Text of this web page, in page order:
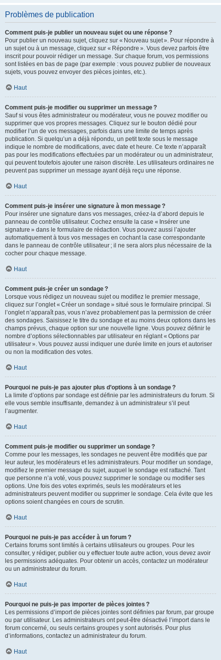
Problèmes de publication
Comment puis-je publier un nouveau sujet ou une réponse ?
Pour publier un nouveau sujet, cliquez sur « Nouveau sujet ». Pour répondre à
un sujet ou à un message, cliquez sur « Répondre ». Vous devez parfois être
inscrit pour pouvoir rédiger un message. Sur chaque forum, vos permissions
sont listées en bas de page (par exemple : vous pouvez publier de nouveaux
sujets, vous pouvez envoyer des pièces jointes, etc.).
Haut
Comment puis-je modifier ou supprimer un message ?
Sauf si vous êtes administrateur ou modérateur, vous ne pouvez modifier ou
supprimer que vos propres messages. Cliquez sur le bouton dédié pour
modifier l’un de vos messages, parfois dans une limite de temps après
publication. Si quelqu’un a déjà répondu, un petit texte sous le message
indique le nombre de modifications, avec date et heure. Ce texte n’apparaît
pas pour les modifications effectuées par un modérateur ou un administrateur,
qui peuvent toutefois ajouter une raison discrète. Les utilisateurs ordinaires ne
peuvent pas supprimer un message ayant déjà reçu une réponse.
Haut
Comment puis-je insérer une signature à mon message ?
Pour insérer une signature dans vos messages, créez-la d’abord depuis le
panneau de contrôle utilisateur. Cochez ensuite la case « Insérer une
signature » dans le formulaire de rédaction. Vous pouvez aussi l’ajouter
automatiquement à tous vos messages en cochant la case correspondante
dans le panneau de contrôle utilisateur ; il ne sera alors plus nécessaire de la
cocher pour chaque message.
Haut
Comment puis-je créer un sondage ?
Lorsque vous rédigez un nouveau sujet ou modifiez le premier message,
cliquez sur l’onglet « Créer un sondage » situé sous le formulaire principal. Si
l’onglet n’apparaît pas, vous n’avez probablement pas la permission de créer
des sondages. Saisissez le titre du sondage et au moins deux options dans les
champs prévus, chaque option sur une nouvelle ligne. Vous pouvez définir le
nombre d’options sélectionnables par utilisateur en réglant « Options par
utilisateur ». Vous pouvez aussi indiquer une durée limite en jours et autoriser
ou non la modification des votes.
Haut
Pourquoi ne puis-je pas ajouter plus d’options à un sondage ?
La limite d’options par sondage est définie par les administrateurs du forum. Si
elle vous semble insuffisante, demandez à un administrateur s’il peut
l’augmenter.
Haut
Comment puis-je modifier ou supprimer un sondage ?
Comme pour les messages, les sondages ne peuvent être modifiés que par
leur auteur, les modérateurs et les administrateurs. Pour modifier un sondage,
modifiez le premier message du sujet, auquel le sondage est rattaché. Tant
que personne n’a voté, vous pouvez supprimer le sondage ou modifier ses
options. Une fois des votes exprimés, seuls les modérateurs et les
administrateurs peuvent modifier ou supprimer le sondage. Cela évite que les
options soient changées en cours de scrutin.
Haut
Pourquoi ne puis-je pas accéder à un forum ?
Certains forums sont limités à certains utilisateurs ou groupes. Pour les
consulter, y rédiger, publier ou y effectuer toute autre action, vous devez avoir
les permissions adéquates. Pour obtenir un accès, contactez un modérateur
ou un administrateur du forum.
Haut
Pourquoi ne puis-je pas importer de pièces jointes ?
Les permissions d’import de pièces jointes sont définies par forum, par groupe
ou par utilisateur. Les administrateurs ont peut-être désactivé l’import dans le
forum concerné, ou seuls certains groupes y sont autorisés. Pour plus
d’informations, contactez un administrateur du forum.
Haut